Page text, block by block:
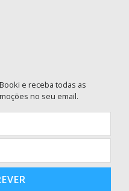
e receba todas as
no seu email.